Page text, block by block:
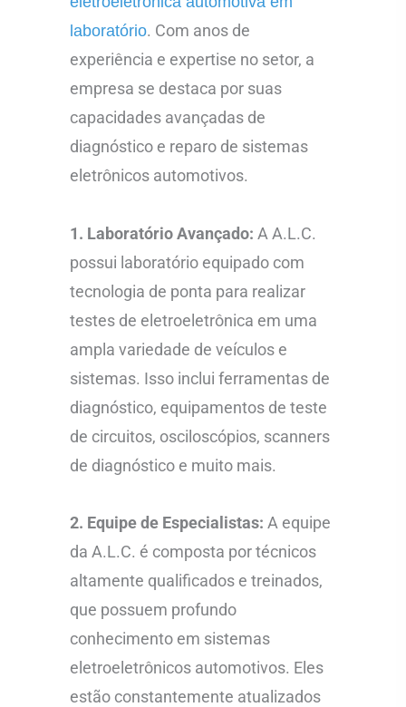
laboratório. Com anos de
experiência e expertise no setor, a
empresa se destaca por suas
capacidades avançadas de
diagnóstico e reparo de sistemas
eletrônicos automotivos.
1. Laboratório Avançado: A A.L.C.
possui laboratório equipado com
tecnologia de ponta para realizar
testes de eletroeletrônica em uma
ampla variedade de veículos e
sistemas. Isso inclui ferramentas de
diagnóstico, equipamentos de teste
de circuitos, osciloscópios, scanners
de diagnóstico e muito mais.
2. Equipe de Especialistas: A equipe
da A.L.C. é composta por técnicos
altamente qualificados e treinados,
que possuem profundo
conhecimento em sistemas
eletroeletrônicos automotivos. Eles
estão constantemente atualizados